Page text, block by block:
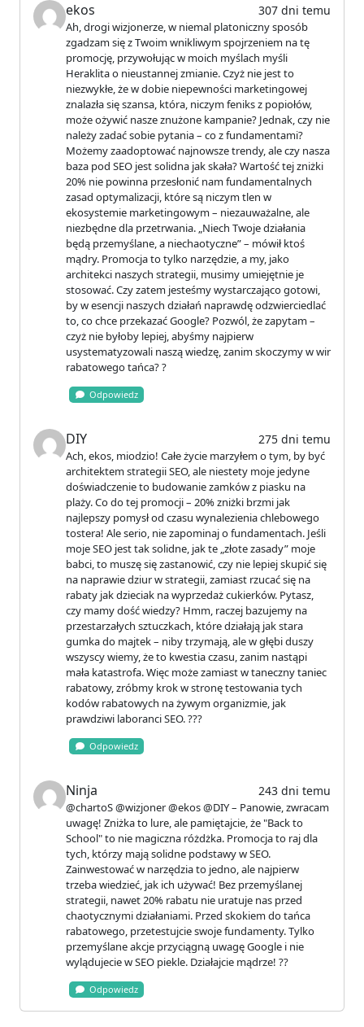
ekos 307 dni temu
Ah, drogi wizjonerze, w niemal platoniczny sposób
zgadzam się z Twoim wnikliwym spojrzeniem na tę
promocję, przywołując w moich myślach myśli
Heraklita o nieustannej zmianie. Czyż nie jest to
niezwykłe, że w dobie niepewności marketingowej
znalazła się szansa, która, niczym feniks z popiołów,
może ożywić nasze znużone kampanie? Jednak, czy nie
należy zadać sobie pytania – co z fundamentami?
Możemy zaadoptować najnowsze trendy, ale czy nasza
baza pod SEO jest solidna jak skała? Wartość tej zniżki
20% nie powinna przesłonić nam fundamentalnych
zasad optymalizacji, które są niczym tlen w
ekosystemie marketingowym – niezauważalne, ale
niezbędne dla przetrwania. „Niech Twoje działania
będą przemyślane, a niechaotyczne” – mówił ktoś
mądry. Promocja to tylko narzędzie, a my, jako
architekci naszych strategii, musimy umiejętnie je
stosować. Czy zatem jesteśmy wystarczająco gotowi,
by w esencji naszych działań naprawdę odzwierciedlać
to, co chce przekazać Google? Pozwól, że zapytam –
czyż nie byłoby lepiej, abyśmy najpierw
usystematyzowali naszą wiedzę, zanim skoczymy w wir
rabatowego tańca? ?
Odpowiedz
DIY 275 dni temu
Ach, ekos, miodzio! Całe życie marzyłem o tym, by być
architektem strategii SEO, ale niestety moje jedyne
doświadczenie to budowanie zamków z piasku na
plaży. Co do tej promocji – 20% zniżki brzmi jak
najlepszy pomysł od czasu wynalezienia chlebowego
tostera! Ale serio, nie zapominaj o fundamentach. Jeśli
moje SEO jest tak solidne, jak te „złote zasady” moje
babci, to muszę się zastanowić, czy nie lepiej skupić się
na naprawie dziur w strategii, zamiast rzucać się na
rabaty jak dzieciak na wyprzedaż cukierków. Pytasz,
czy mamy dość wiedzy? Hmm, raczej bazujemy na
przestarzałych sztuczkach, które działają jak stara
gumka do majtek – niby trzymają, ale w głębi duszy
wszyscy wiemy, że to kwestia czasu, zanim nastąpi
mała katastrofa. Więc może zamiast w taneczny taniec
rabatowy, zróbmy krok w stronę testowania tych
kodów rabatowych na żywym organizmie, jak
prawdziwi laboranci SEO. ???
Odpowiedz
Ninja 243 dni temu
@chartoS @wizjoner @ekos @DIY – Panowie, zwracam
uwagę! Zniżka to lure, ale pamiętajcie, że "Back to
School" to nie magiczna różdżka. Promocja to raj dla
tych, którzy mają solidne podstawy w SEO.
Zainwestować w narzędzia to jedno, ale najpierw
trzeba wiedzieć, jak ich używać! Bez przemyślanej
strategii, nawet 20% rabatu nie uratuje nas przed
chaotycznymi działaniami. Przed skokiem do tańca
rabatowego, przetestujcie swoje fundamenty. Tylko
przemyślane akcje przyciągną uwagę Google i nie
wylądujecie w SEO piekle. Działajcie mądrze! ??
Odpowiedz